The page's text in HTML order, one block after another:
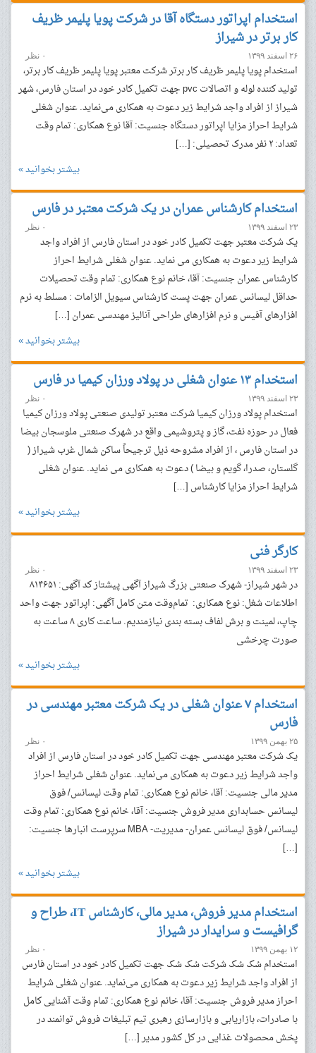
استخدام اپراتور دستگاه آقا در شرکت پویا پلیمر ظریف
کار برتر در شیراز
۲۶ اسفند ۱۳۹۹ ۰ نظر
استخدام پویا پلیمر ظریف کار برتر شرکت معتبر پویا پلیمر ظریف کار برتر،
تولید کننده لوله و اتصالات pvc جهت تکمیل کادر خود در استان‌ فارس، شهر
شیراز از افراد واجد شرایط زیر دعوت به همکاری می‌نماید. عنوان شغلی
شرایط احراز مزایا اپراتور دستگاه جنسیت: آقا نوع همکاری: تمام وقت
تعداد: ۲ نفر مدرک تحصیلی: […]
بیشتر بخوانید »
استخدام کارشناس عمران در یک شرکت معتبر در فارس
۲۳ اسفند ۱۳۹۹ ۰ نظر
یک شرکت معتبر جهت تکمیل کادر خود در استان فارس از افراد واجد
شرایط زیر دعوت به همکاری می نماید. عنوان شغلی شرایط احراز
کارشناس عمران جنسیت: آقا، خانم نوع همکاری: تمام وقت تحصیلات
حداقل لیسانس عمران جهت پست کارشناس سیویل الزامات : مسلط به نرم
افزارهای آفیس و نرم افزارهای طراحی آنالیز مهندسی عمران […]
بیشتر بخوانید »
استخدام ۱۳ عنوان شغلی در پولاد ورزان کیمیا در فارس
۲۳ اسفند ۱۳۹۹ ۰ نظر
استخدام پولاد ورزان کیمیا شرکت معتبر تولیدی صنعتی پولاد ورزان کیمیا
فعال در حوزه نفت، گاز و پتروشیمی واقع در شهرک صنعتی ملوسجان بیضا
در استان فارس ، از افراد مشروحه ذیل ترجیحاً ساکن شمال غرب شیراز (
گلستان، صدرا، گویم و بیضا ) دعوت به همکاری می نماید. عنوان شغلی
شرایط احراز مزایا کارشناس […]
بیشتر بخوانید »
کارگر فنی
۲۳ اسفند ۱۳۹۹ ۰ نظر
در شهر شیراز- شهرک صنعتی بزرگ شیراز آگهی پیشتاز کد آگهی: ۸۱۴۶۵۱
اطلاعات شغل: نوع همکاری: تمام‌وقت متن کامل آگهی: اپراتور جهت واحد
چاپ، لمینت و برش لفاف بسته بندی نیازمندیم. ساعت کاری ۸ ساعت به
صورت چرخشی
بیشتر بخوانید »
استخدام ۷ عنوان شغلی در یک شرکت معتبر مهندسی در
فارس
۲۵ بهمن ۱۳۹۹ ۰ نظر
یک شرکت معتبر مهندسی جهت تکمیل کادر خود در استان‌ فارس از افراد
واجد شرایط زیر دعوت به همکاری می‌نماید. عنوان شغلی شرایط احراز
مدیر مالی جنسیت: آقا، خانم نوع همکاری: تمام وقت لیسانس/ فوق
لیسانس حسابداری مدیر فروش جنسیت: آقا، خانم نوع همکاری: تمام وقت
لیسانس/ فوق لیسانس عمران- مدیریت- MBA سرپرست انبارها جنسیت:
[…]
بیشتر بخوانید »
استخدام مدیر فروش، مدیر مالی، کارشناس IT، طراح و
گرافیست و سرایدار در شیراز
۱۲ بهمن ۱۳۹۹ ۰ نظر
استخدام سُک سُک شرکت سُک سُک جهت تکمیل کادر خود در استان‌ فارس
از افراد واجد شرایط زیر دعوت به همکاری می‌نماید. عنوان شغلی شرایط
احراز مدیر فروش جنسیت: آقا، خانم نوع همکاری: تمام وقت آشنایی کامل
با صادرات، بازاریابی و بازارسازی رهبری تیم تبلیغات فروش توانمند در
پخش محصولات غذایی در کل کشور مدیر […]